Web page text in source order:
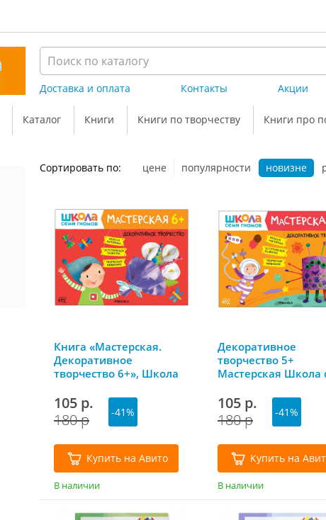
Доставка и оплата Контакты Акции
Каталог Книги Книги по творчеству Книги про
Сортировать по: цене популярности новизне
Книга «Мастерская.
Декоративное
творчество 6+», Школа
105 р.
180 р
-41%
Купить на Авито
В наличии
Декоративное
творчество 5+
Мастерская Школа
105 р.
180 р
-41%
Купить на
В наличии